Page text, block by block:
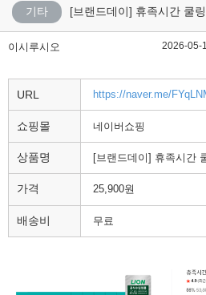
기타 [브랜드데이] 휴족시간 쿨
이시루시오 2026-05-
URL https://naver.me/
쇼핑몰 네이버쇼핑
상품명 [브랜드데이] 휴족시간
가격 25,900원
배송비 무료